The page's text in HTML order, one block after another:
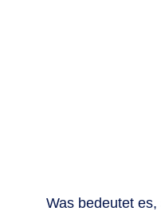
Was bedeutet